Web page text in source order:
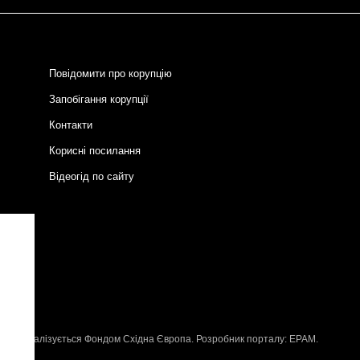
Повідомити про корупцію
Запобігання корупції
Контакти
Корисні посилання
Відеогід по сайту
, що реалізується Фондом Східна Європа. Розробник порталу: EPAM .